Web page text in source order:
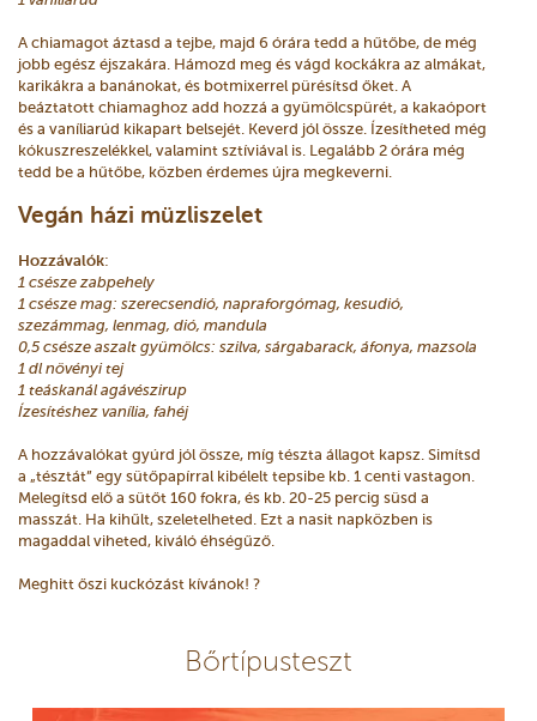
A chiamagot áztasd a tejbe, majd 6 órára tedd a hűtőbe, de még
jobb egész éjszakára. Hámozd meg és vágd kockákra az almákat,
karikákra a banánokat, és botmixerrel pürésítsd őket. A
beáztatott chiamaghoz add hozzá a gyümölcspürét, a kakaóport
és a vaníliarúd kikapart belsejét. Keverd jól össze. Ízesítheted még
kókuszreszelékkel, valamint sztíviával is. Legalább 2 órára még
tedd be a hűtőbe, közben érdemes újra megkeverni.
Vegán házi müzliszelet
Hozzávalók:
1 csésze zabpehely
1 csésze mag: szerecsendió, napraforgómag, kesudió,
szezámmag, lenmag, dió, mandula
0,5 csésze aszalt gyümölcs: szilva, sárgabarack, áfonya, mazsola
1 dl növényi tej
1 teáskanál agávészirup
Ízesítéshez vanília, fahéj
A hozzávalókat gyúrd jól össze, míg tészta állagot kapsz. Simítsd
a „tésztát” egy sütőpapírral kibélelt tepsibe kb. 1 centi vastagon.
Melegítsd elő a sütőt 160 fokra, és kb. 20-25 percig süsd a
masszát. Ha kihűlt, szeletelheted. Ezt a nasit napközben is
magaddal viheted, kiváló éhségűző.
Meghitt őszi kuckózást kívánok! ?
Bőrtípusteszt